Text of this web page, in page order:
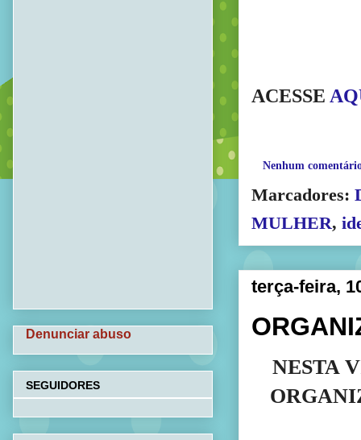
ACESSE
Nenhum
Marcadores:
MULHER,
terça-feira,
NESTA
Denunciar abuso
SEGUIDORES